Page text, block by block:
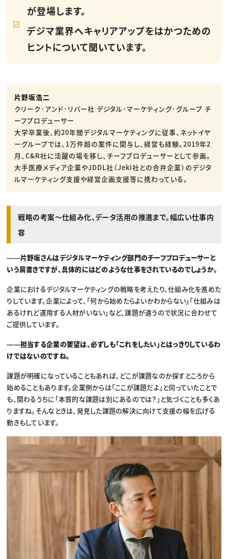
が登場します。
デジマ業界へキャリアアップをはかつための
ヒントについて聞いています。
片野坂浩二
クリーク･アンド･リバー社 デジタル･マーケティング･グループ チ
ーフプロデューサー
大学卒業後、約20年間デジタルマーケティングに従事、ネットイヤ
ーグループでは、1万件超の案件に関与し、経営も経験。2019年2
月、C&R社に活躍の場を移し、チーフプロデューサーとして参画。
大手医療メディア企業やJDDL社（Jeki社との合弁企業）のデジタ
ルマーケティング支援や経営企画支援等に携わっている。
戦略の考案〜仕組み化、データ活用の推進まで。幅広い仕事内
容
――片野坂さんはデジタルマーケティング部門のチーフプロデューサーと
いう肩書きですが、具体的にはどのような仕事をされているのでしょうか。
企業におけるデジタルマーケティングの戦略を考えたり、仕組み化を進めた
りしています。企業によって、「何から始めたらよいかわからない」「仕組みは
あるけれど運用する人材がいない」など、課題が違うので状況に合わせて
ご提供しています。
――担当する企業の要望は、必ずしも「これをしたい」とはっきりしているわ
けではないのですね。
課題が明確になっていることもあれば、どこが課題なのか探すところから
始めることもあります。企業側からは「ここが課題だよ」と伺っていたことで
も、関わるうちに「本質的な課題は別にあるのでは？」と気づくことも多くあ
りますね。そんなときは、発見した課題の解決に向けて支援の幅を広げる
動きもしています。